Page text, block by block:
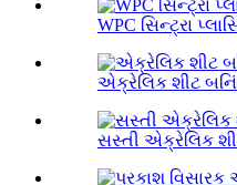
WPC સિન્ટ્રા
એક્રેલિક શીટ
સસ્તી એક્રેલિક